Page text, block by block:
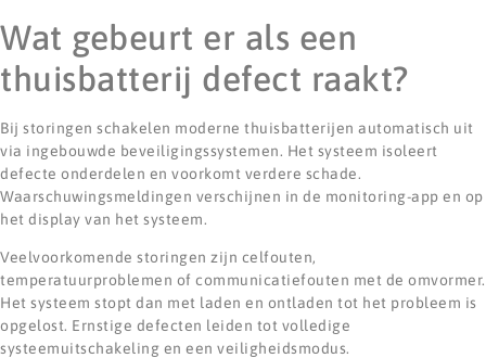
Wat gebeurt er als een
thuisbatterij defect raakt?
Bij storingen schakelen moderne thuisbatterijen automatisch uit
via ingebouwde beveiligingssystemen. Het systeem isoleert
defecte onderdelen en voorkomt verdere schade.
Waarschuwingsmeldingen verschijnen in de monitoring-app en op
het display van het systeem.
Veelvoorkomende storingen zijn celfouten,
temperatuurproblemen of communicatiefouten met de omvormer.
Het systeem stopt dan met laden en ontladen tot het probleem is
opgelost. Ernstige defecten leiden tot volledige
systeemuitschakeling en een veiligheidsmodus.